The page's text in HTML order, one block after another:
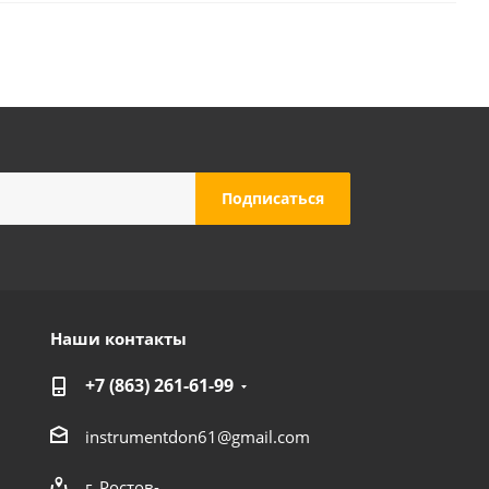
Наши контакты
+7 (863) 261-61-99
instrumentdon61@gmail.com